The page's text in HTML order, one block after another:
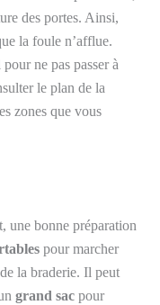
des portes. Ainsi,
la foule n’afflue.
ne pas passer à
le plan de la
zones que vous
une bonne préparation
pour marcher
la braderie. Il peut
grand sac pour